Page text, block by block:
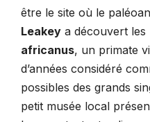
être le site où le
Leakey a découvert les
africanus, un primate
d’années considéré
possibles des grands
petit musée local